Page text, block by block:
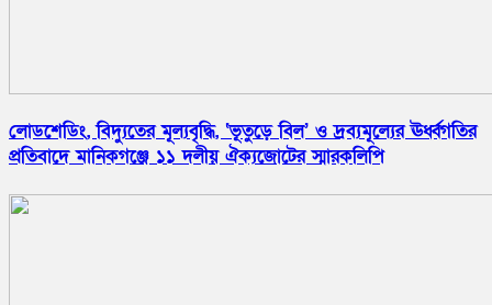
লোডশেডিং, বিদ্যুতের মূল্যবৃদ্ধি, ‘ভূতুড়ে বিল’ ও দ্রব্যমূল্যের ঊর্ধ্বগতির
প্রতিবাদে মানিকগঞ্জে ১১ দলীয় ঐক্যজোটের স্মারকলিপি